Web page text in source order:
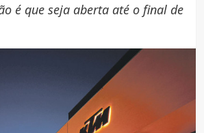
é que seja aberta até o final de